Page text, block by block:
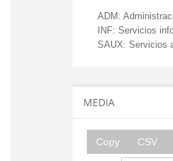
ADM:
INF: Servicios
SAUX: Servicios
MEDIA
Copy CSV